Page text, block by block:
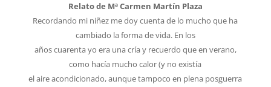
Relato de Mª Carmen Martín Plaza
Recordando mi niñez me doy cuenta de lo mucho que ha
cambiado la forma de vida. En los
años cuarenta yo era una cría y recuerdo que en verano,
como hacía mucho calor (y no existía
el aire acondicionado, aunque tampoco en plena posguerra